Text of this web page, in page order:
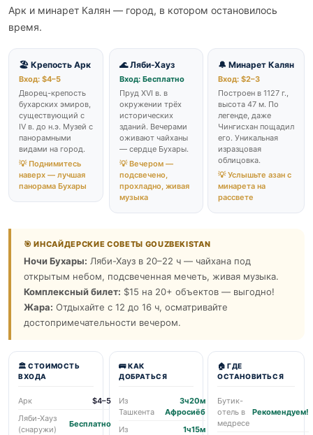
Арк и минарет Калян — город, в котором остановилось
время.
🏖️ Крепость Арк
Вход: $4–5
Дворец-крепость
бухарских эмиров,
существующий с
IV в. до н.э. Музей с
панорамными
видами на город.
💡 Поднимитесь
наверх — лучшая
панорама Бухары
🌊 Ляби-Хауз
Вход: Бесплатно
Пруд XVI в. в
окружении трёх
исторических
зданий. Вечерами
оживают чайханы
— сердце Бухары.
💡 Вечером —
подсвечено,
прохладно, живая
музыка
🔔 Минарет Калян
Вход: $2–3
Построен в 1127 г.,
высота 47 м. По
легенде, даже
Чингисхан пощадил
его. Уникальная
изразцовая
облицовка.
💡 Услышьте азан с
минарета на
рассвете
🎯 ИНСАЙДЕРСКИЕ СОВЕТЫ GOUZBEKISTAN
Ночи Бухары: Ляби-Хауз в 20–22 ч — чайхана под
открытым небом, подсвеченная мечеть, живая музыка.
Комплексный билет: $15 на 20+ объектов — выгодно!
Жара: Отдыхайте с 12 до 16 ч, осматривайте
достопримечательности вечером.
🏛️ СТОИМОСТЬ
ВХОДА
Арк
$4–5
Ляби-Хауз
(снаружи)
Бесплатно
🚌 КАК
ДОБРАТЬСЯ
Из
Ташкента
3ч20м
Афросиёб
Из
1ч15м
🏠 ГДЕ
ОСТАНОВИТЬСЯ
Бутик-
отель в
медресе
Рекомендуем!